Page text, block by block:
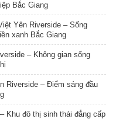
Bắc Giang
Yên Riverside – Sống
xanh Bắc Giang
– Không gian sống
Riverside – Điểm sáng đầu
Khu đô thị sinh thái đẳng cấp